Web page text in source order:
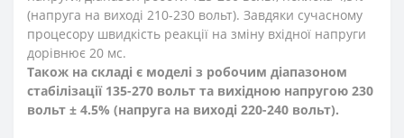
(напруга на виході 210-230 вольт). Завдяки сучасному
процесору швидкість реакції на зміну вхідної напруги
дорівнює 20 мс.
Також на складі є моделі з робочим діапазоном
стабілізації 135-270 вольт та вихідною напругою 230
вольт ± 4.5% (напруга на виході 220-240 вольт).